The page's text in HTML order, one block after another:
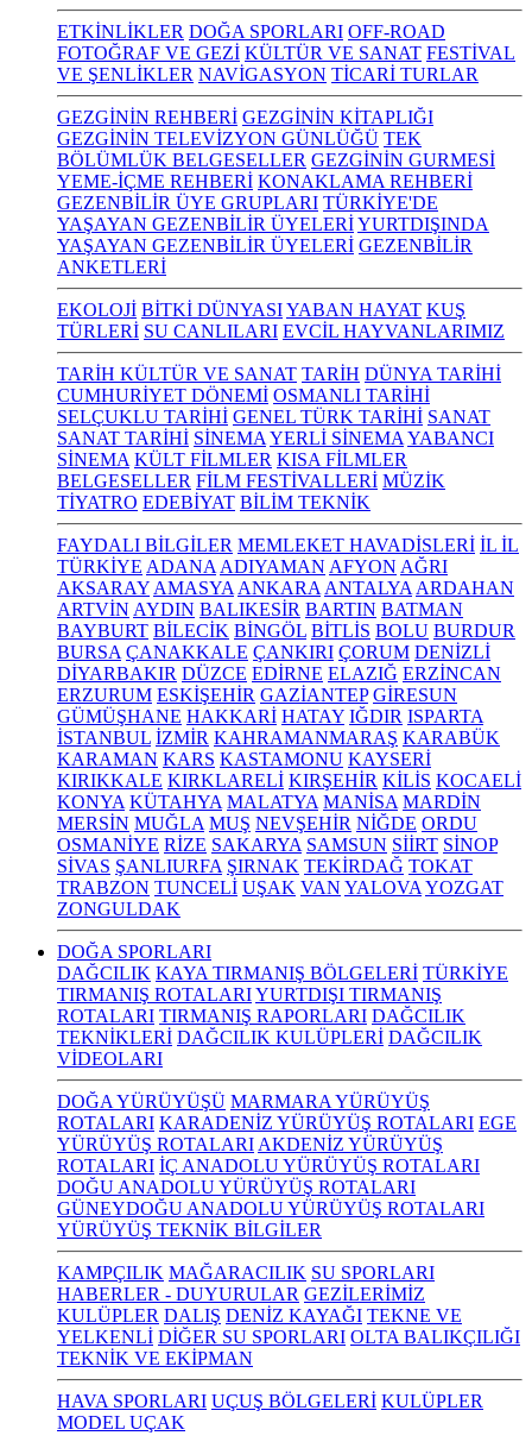
ETKİNLİKLER DOĞA SPORLARI OFF-ROAD
FOTOĞRAF VE GEZİ KÜLTÜR VE SANAT FESTİVAL
VE ŞENLİKLER NAVİGASYON TİCARİ TURLAR
GEZGİNİN REHBERİ GEZGİNİN KİTAPLIĞI
GEZGİNİN TELEVİZYON GÜNLÜĞÜ TEK
BÖLÜMLÜK BELGESELLER GEZGİNİN GURMESİ
YEME-İÇME REHBERİ KONAKLAMA REHBERİ
GEZENBİLİR ÜYE GRUPLARI TÜRKİYE'DE
YAŞAYAN GEZENBİLİR ÜYELERİYURTDIŞINDA
YAŞAYAN GEZENBİLİR ÜYELERİ GEZENBİLİR
ANKETLERİ
EKOLOJİ BİTKİ DÜNYASIYABAN HAYAT KUŞ
TÜRLERİ SU CANLILARI EVCİL HAYVANLARIMIZ
TARİH KÜLTÜR VE SANAT TARİH DÜNYA TARİHİ
CUMHURİYET DÖNEMİ OSMANLI TARİHİ
SELÇUKLU TARİHİ GENEL TÜRK TARİHİ SANAT
SANAT TARİHİ SİNEMA YERLİ SİNEMA YABANCI
SİNEMA KÜLT FİLMLER KISA FİLMLER
BELGESELLER FİLM FESTİVALLERİ MÜZİK
TİYATRO EDEBİYAT BİLİM TEKNİK
FAYDALI BİLGİLER MEMLEKET HAVADİSLERİ İL İL
TÜRKİYE ADANA ADIYAMAN AFYON AĞRI
AKSARAY AMASYA ANKARA ANTALYA ARDAHAN
ARTVİN AYDIN BALIKESİR BARTIN BATMAN
BAYBURT BİLECİK BİNGÖL BİTLİS BOLU BURDUR
BURSA ÇANAKKALE ÇANKIRI ÇORUM DENİZLİ
DİYARBAKIR DÜZCE EDİRNE ELAZIĞ ERZİNCAN
ERZURUM ESKİŞEHİR GAZİANTEP GİRESUN
GÜMÜŞHANE HAKKARİ HATAY IĞDIR ISPARTA
İSTANBUL İZMİR KAHRAMANMARAŞ KARABÜK
KARAMAN KARS KASTAMONU KAYSERİ
KIRIKKALE KIRKLARELİ KIRŞEHİR KİLİS KOCAELİ
KONYA KÜTAHYA MALATYA MANİSA MARDİN
MERSİN MUĞLA MUŞ NEVŞEHİR NİĞDE ORDU
OSMANİYE RİZE SAKARYA SAMSUN SİİRT SİNOP
SİVAS ŞANLIURFA ŞIRNAK TEKİRDAĞ TOKAT
TRABZON TUNCELİ UŞAK VAN YALOVA YOZGAT
ZONGULDAK
DOĞA SPORLARI
DAĞCILIK KAYA TIRMANIŞ BÖLGELERİ TÜRKİYE
TIRMANIŞ ROTALARIYURTDIŞI TIRMANIŞ
ROTALARI TIRMANIŞ RAPORLARI DAĞCILIK
TEKNİKLERİ DAĞCILIK KULÜPLERİ DAĞCILIK
VİDEOLARI
DOĞA YÜRÜYÜŞÜ MARMARA YÜRÜYÜŞ
ROTALARI KARADENİZ YÜRÜYÜŞ ROTALARI EGE
YÜRÜYÜŞ ROTALARI AKDENİZ YÜRÜYÜŞ
ROTALARI İÇ ANADOLU YÜRÜYÜŞ ROTALARI
DOĞU ANADOLU YÜRÜYÜŞ ROTALARI
GÜNEYDOĞU ANADOLU YÜRÜYÜŞ ROTALARI
YÜRÜYÜŞ TEKNİK BİLGİLER
KAMPÇILIK MAĞARACILIK SU SPORLARI
HABERLER - DUYURULAR GEZİLERİMİZ
KULÜPLER DALIŞ DENİZ KAYAĞI TEKNE VE
YELKENLİ DİĞER SU SPORLARI OLTA BALIKÇILIĞI
TEKNİK VE EKİPMAN
HAVA SPORLARI UÇUŞ BÖLGELERİ KULÜPLER
MODEL UÇAK